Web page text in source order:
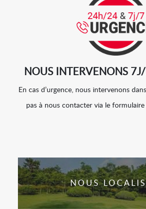
NOUS INTERVENONS
En cas d’urgence, nous intervenons
pas à nous contacter via le formulaire
NOUS